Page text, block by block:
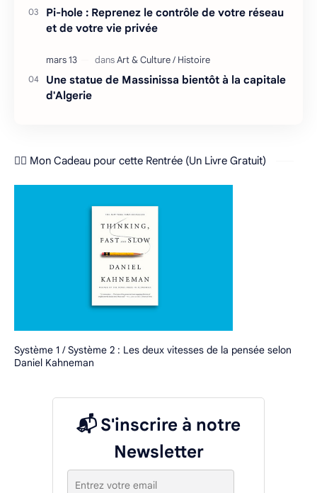
Pi-hole : Reprenez le contrôle de votre réseau
et de votre vie privée
Une statue de Massinissa bientôt à la capitale
d'Algerie
❤️‍🔥 Mon Cadeau pour cette Rentrée (Un Livre Gratuit)
Système 1 / Système 2 : Les deux vitesses de la pensée selon
Daniel Kahneman
📬 S'inscrire à notre
Newsletter